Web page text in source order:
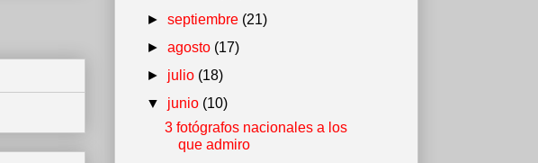
►septiembre (21)
►agosto (17)
► julio (18)
▼ junio (10)
3 fotógrafos nacionales a los
que admiro